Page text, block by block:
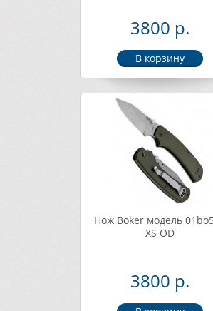
3800 р.
Нож Boker модель
XS OD
3800 р.